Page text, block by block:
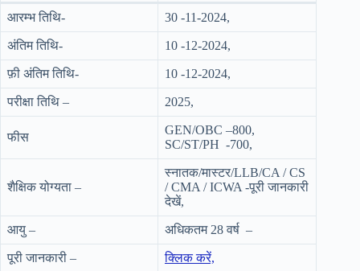
आरम्भ तिथि- 30 -11-2024,
अंतिम तिथि- 10 -12-2024,
फ़ी अंतिम तिथि- 10 -12-2024,
परीक्षा तिथि – 2025,
फीस
GEN/OBC –800,
SC/ST/PH -700,
शैक्षिक योग्यता –
स्नातक/मास्टर/LLB/CA / CS
/ CMA / ICWA -पूरी जानकारी
देखें,
आयु – अधिकतम 28 वर्ष –
पूरी जानकारी – क्लिक करें,